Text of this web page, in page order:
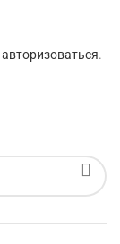
авторизоваться.